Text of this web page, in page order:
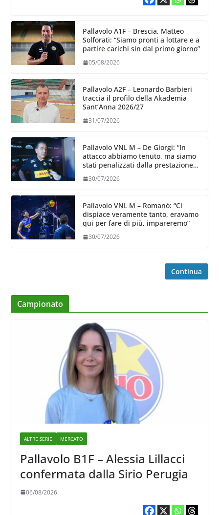
Pallavolo A1F – Brescia, Matteo
Solforati: “Siamo pronti a lottare e a
partire carichi sin dal primo giorno”
05/08/2026
Pallavolo A2F – Leonardo Barbieri
traccia il profilo della Akademia
Sant’Anna 2026/27
31/07/2026
Pallavolo VNL M – De Giorgi: “In
attacco abbiamo tenuto, ma siamo
stati penalizzati dalla prestazione
30/07/2026
Pallavolo VNL M – Romanò: “Ci
dispiace veramente tanto, eravamo
qui per fare di più, impareremo”
30/07/2026
Continua
Campionato
ALTRE SERIE MERCATO
Pallavolo B1F – Alessia Lillacci
confermata dalla Sirio Perugia
06/08/2026